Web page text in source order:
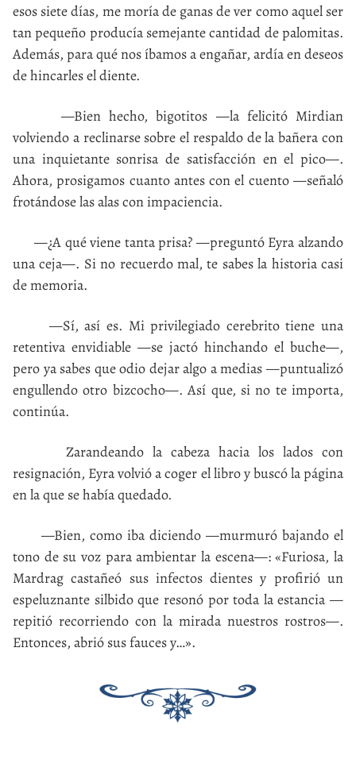
esos siete días, me moría de ganas de ver como aquel ser
tan pequeño producía semejante cantidad de palomitas.
Además, para qué nos íbamos a engañar, ardía en deseos
de hincarles el diente.
—Bien hecho, bigotitos —la felicitó Mirdian
volviendo a reclinarse sobre el respaldo de la bañera con
una inquietante sonrisa de satisfacción en el pico—.
Ahora, prosigamos cuanto antes con el cuento —señaló
frotándose las alas con impaciencia.
—¿A qué viene tanta prisa? —preguntó Eyra alzando
una ceja—. Si no recuerdo mal, te sabes la historia casi
de memoria.
—Sí, así es. Mi privilegiado cerebrito tiene una
retentiva envidiable —se jactó hinchando el buche—,
pero ya sabes que odio dejar algo a medias —puntualizó
engullendo otro bizcocho—. Así que, si no te importa,
continúa.
Zarandeando la cabeza hacia los lados con
resignación, Eyra volvió a coger el libro y buscó la página
en la que se había quedado.
—Bien, como iba diciendo —murmuró bajando el
tono de su voz para ambientar la escena—: «Furiosa, la
Mardrag castañeó sus infectos dientes y profirió un
espeluznante silbido que resonó por toda la estancia —
repitió recorriendo con la mirada nuestros rostros—.
Entonces, abrió sus fauces y…».